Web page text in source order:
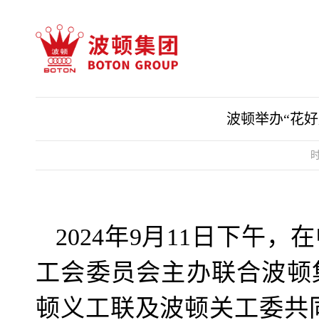
波顿举办“花
2024年9月11日下午，
工会委员会主办联合波
顿义工联及波顿关工委共